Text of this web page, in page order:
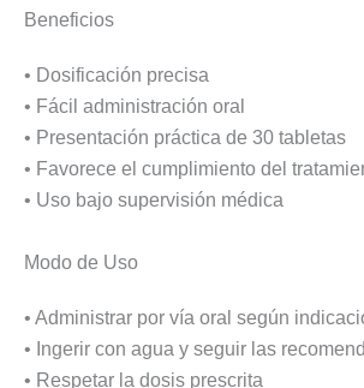
Beneficios
• Dosificación precisa
• Fácil administración oral
• Presentación práctica de 30 tabletas
• Favorece el cumplimiento del
• Uso bajo supervisión médica
Modo de Uso
• Administrar por vía oral según
• Ingerir con agua y seguir las
• Respetar la dosis prescrita